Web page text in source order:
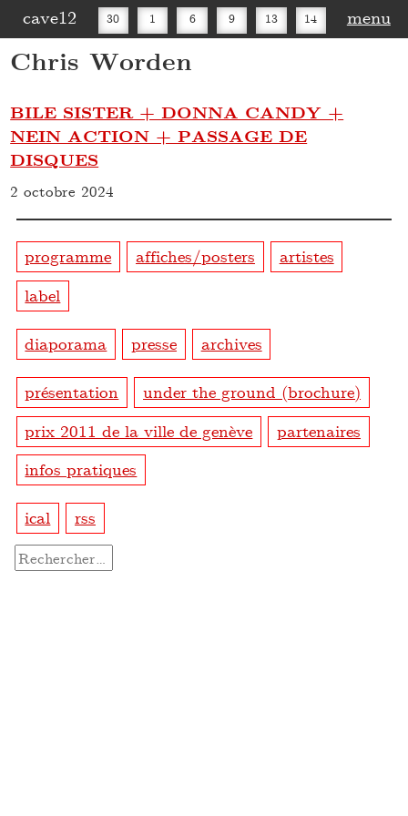
cave12 30 1 6 9 13 14
16 20
menu
Chris Worden
BILE SISTER + DONNA CANDY +
NEIN ACTION + PASSAGE DE
DISQUES
2 octobre 2024
programme affiches/posters
artistes
label
diaporama presse archives
présentation
under the ground (brochure)
prix 2011 de la ville de genève
partenaires
infos pratiques
ical rss
Rechercher :